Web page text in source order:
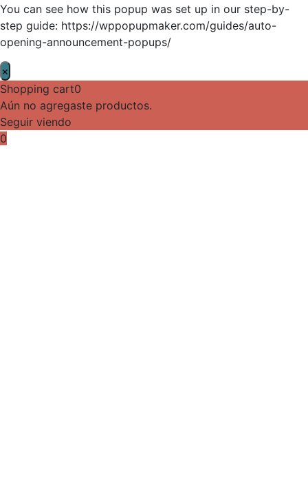
You can see how this popup was set up in our step-by-
step guide: https://wppopupmaker.com/guides/auto-
opening-announcement-popups/
×
Shopping cart0
Aún no agregaste productos.
Seguir viendo
0